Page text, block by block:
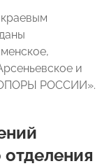
и
РОССИИ».